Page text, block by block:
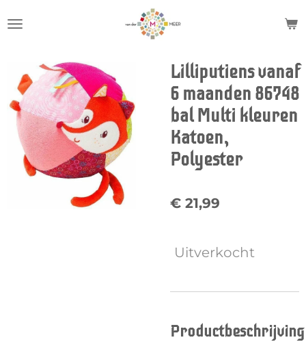
direct
hoofdinhoud
Lilliputiens vanaf
6 maanden 86748
bal Multi kleuren
Katoen,
Polyester
€ 21,99
Uitverkocht
Productbeschrijving